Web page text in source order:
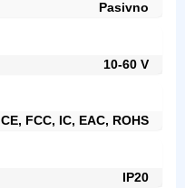
Pasivno
10-60 V
CE, FCC, IC, EAC, ROHS
IP20